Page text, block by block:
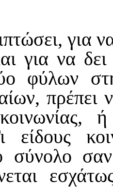
για
για να
φύλων
πρέπει
είδους
σύνολο